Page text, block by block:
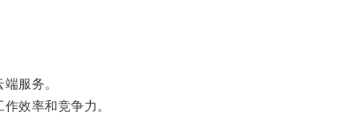
服务。
效率和竞争力。